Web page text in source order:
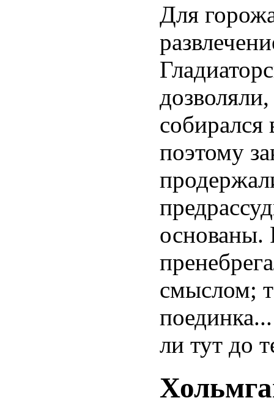
Для
поэтому
основаны.
смыслом;
ли тут до